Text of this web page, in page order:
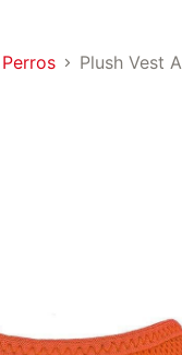
Plush Vest